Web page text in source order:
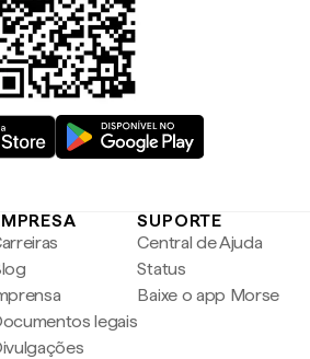
legais
SUPORTE
Central de Ajuda
Status
Baixe o app Morse